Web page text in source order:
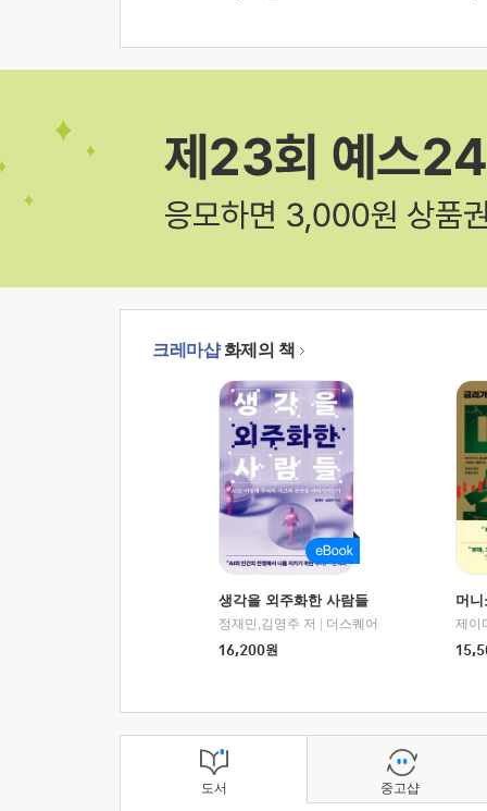
크레마샵화제의 책
생각을 외주화한 사람들
정재민,김영주 저
더스퀘어
16,200원
머
도서 중고샵